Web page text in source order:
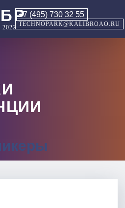
+7 (495) 730 32 55
TECHNOPARK@KALIBROAO.RU